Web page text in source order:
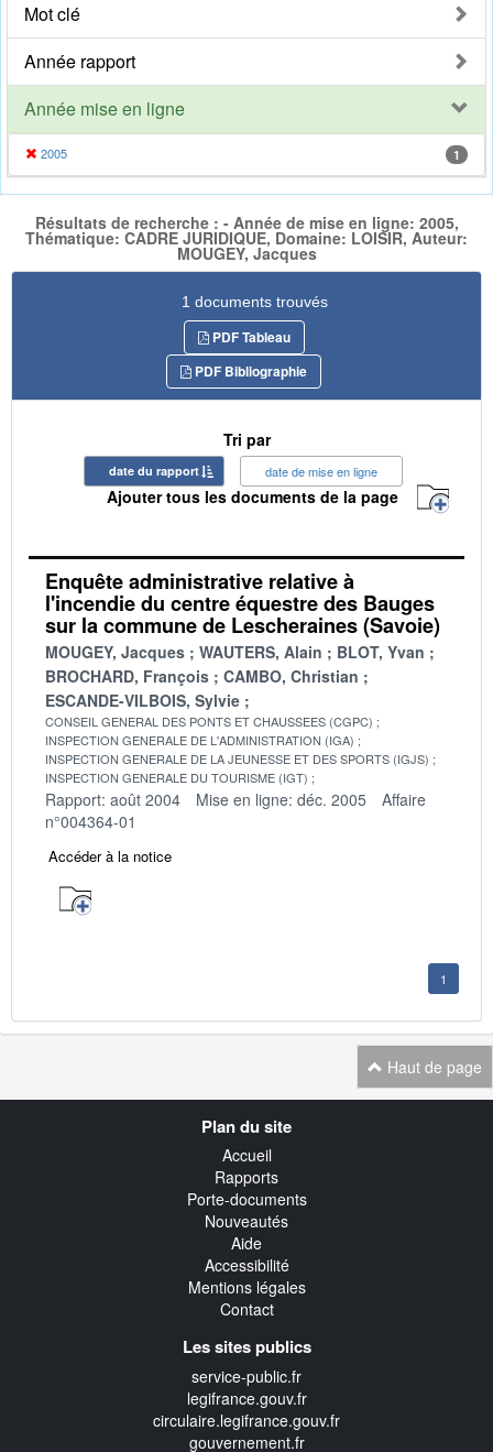
Mot clé
Année rapport
Année mise en ligne
2005 1
Résultats de recherche : - Année de mise en ligne: 2005,
Thématique: CADRE JURIDIQUE, Domaine: LOISIR, Auteur:
MOUGEY, Jacques
1 documents trouvés
PDF Tableau
PDF Bibliographie
Tri par
date du rapport date de mise en ligne
Ajouter tous les documents de la page
Enquête administrative relative à
l'incendie du centre équestre des Bauges
sur la commune de Lescheraines (Savoie)
MOUGEY, Jacques WAUTERS, Alain
BLOT, Yvan
BROCHARD, François
CAMBO, Christian
ESCANDE-VILBOIS, Sylvie
CONSEIL GENERAL DES PONTS ET CHAUSSEES (CGPC)
INSPECTION GENERALE DE L'ADMINISTRATION (IGA)
INSPECTION GENERALE DE LA JEUNESSE ET DES SPORTS (IGJS)
INSPECTION GENERALE DU TOURISME (IGT)
Rapport: août 2004 Mise en ligne: déc. 2005
Affaire
n°004364-01
Accéder à la notice
1
Haut de page
Plan du site
Accueil
Rapports
Porte-documents
Nouveautés
Aide
Accessibilité
Mentions légales
Contact
Les sites publics
service-public.fr
legifrance.gouv.fr
circulaire.legifrance.gouv.fr
gouvernement.fr